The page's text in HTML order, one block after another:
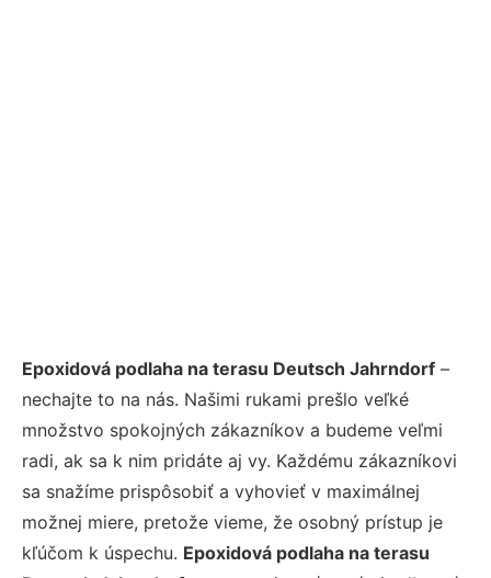
Epoxidová podlaha na terasu Deutsch Jahrndorf –
nechajte to na nás. Našimi rukami prešlo veľké
množstvo spokojných zákazníkov a budeme veľmi
radi, ak sa k nim pridáte aj vy. Každému zákazníkovi
sa snažíme prispôsobiť a vyhovieť v maximálnej
možnej miere, pretože vieme, že osobný prístup je
kľúčom k úspechu. Epoxidová podlaha na terasu